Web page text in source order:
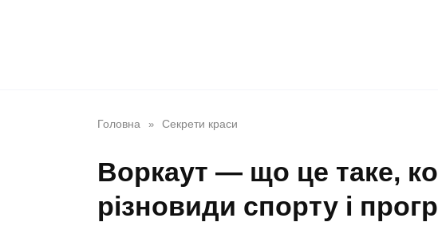
Головна » Секрети краси
Воркаут — що це таке,
різновиди спорту і